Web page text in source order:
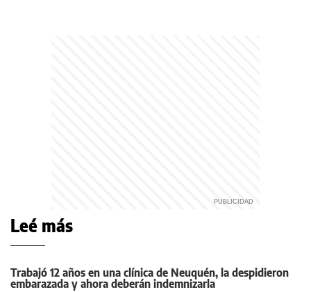
Leé más
Trabajó 12 años en una clínica de Neuquén, la despidieron
embarazada y ahora deberán indemnizarla